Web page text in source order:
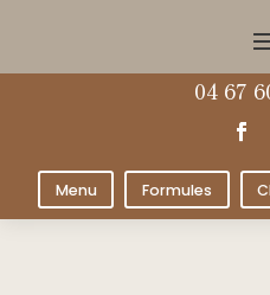
04 67
Menu Formules